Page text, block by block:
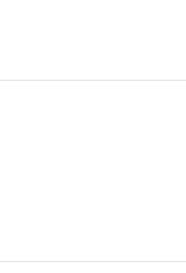
Légal